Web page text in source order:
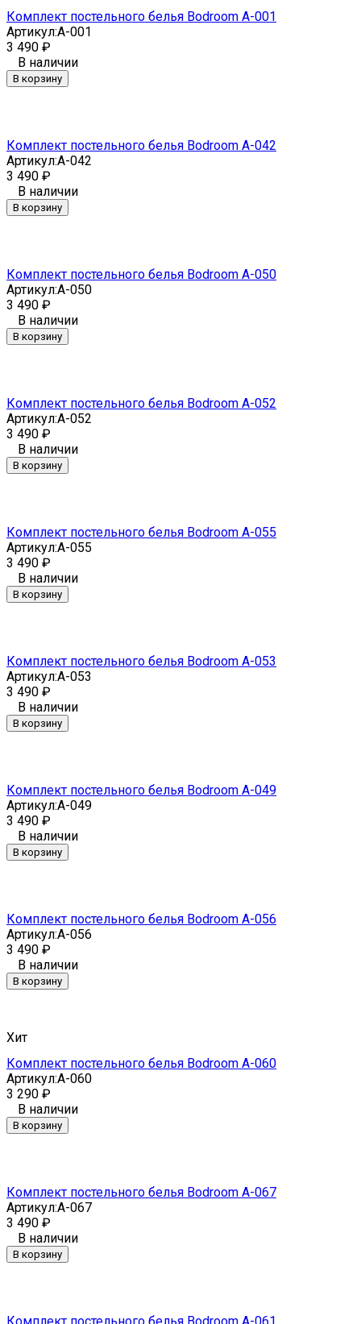
Комплект постельного белья Bodroom A-001
Артикул:A-001
3 490 ₽
В наличии
В корзину
Комплект постельного белья Bodroom A-042
Артикул:A-042
3 490 ₽
В наличии
В корзину
Комплект постельного белья Bodroom A-050
Артикул:A-050
3 490 ₽
В наличии
В корзину
Комплект постельного белья Bodroom A-052
Артикул:A-052
3 490 ₽
В наличии
В корзину
Комплект постельного белья Bodroom A-055
Артикул:A-055
3 490 ₽
В наличии
В корзину
Комплект постельного белья Bodroom A-053
Артикул:A-053
3 490 ₽
В наличии
В корзину
Комплект постельного белья Bodroom A-049
Артикул:A-049
3 490 ₽
В наличии
В корзину
Комплект постельного белья Bodroom A-056
Артикул:A-056
3 490 ₽
В наличии
В корзину
Хит
Комплект постельного белья Bodroom A-060
Артикул:A-060
3 290 ₽
В наличии
В корзину
Комплект постельного белья Bodroom A-067
Артикул:A-067
3 490 ₽
В наличии
В корзину